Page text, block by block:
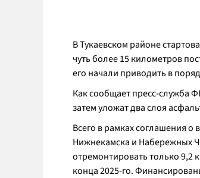
В Тукаевском районе
чуть более 15 километров
его начали приводить в
Как сообщает пресс-служба
затем уложат два слоя
Всего в рамках соглашения о
Нижнекамска и Набережных
отремонтировать только 9,2
конца 2025-го.